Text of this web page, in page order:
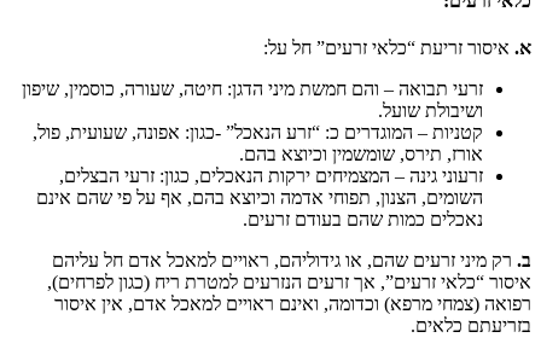
א. איסור זריעת “כלאי זרעים” חל על:
זרעי תבואה – והם חמשת מיני הדגן: חיטה, שעורה, כוסמין, שיפון
ושיבולת שועל.
קטניות – המוגדרים כ: “זרע הנאכל” -כגון: אפונה, שעועית, פול,
אורז, תירס, שומשמין וכיוצא בהם.
זרעוני גינה – המצמיחים ירקות הנאכלים, כגון: זרעי הבצלים,
השומים, הצנון, תפוחי אדמה וכיוצא בהם, אף על פי שהם אינם
נאכלים כמות שהם בעודם זרעים.
ב. רק מיני זרעים שהם, או גידוליהם, ראויים למאכל אדם חל עליהם
איסור “כלאי זרעים”, אך זרעים הנזרעים למטרת ריח (כגון לפרחים),
רפואה (צמחי מרפא) וכדומה, ואינם ראויים למאכל אדם, אין איסור
בזריעתם כלאים.